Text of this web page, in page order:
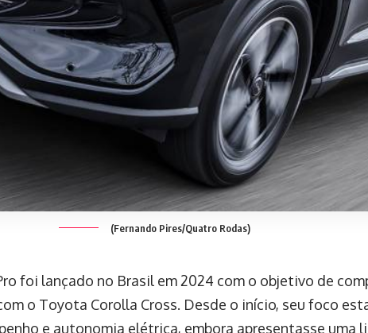
(Fernando Pires/Quatro Rodas)
foi lançado no Brasil em 2024 com o objetivo de
o Toyota Corolla Cross. Desde o início, seu foco
e autonomia elétrica, embora apresentasse uma